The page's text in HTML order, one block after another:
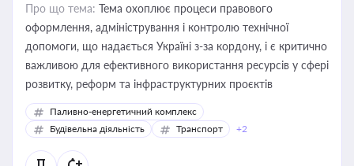
Про що тема: Тема охоплює процеси правового
оформлення, адміністрування і контролю технічної
допомоги, що надається Україні з-за кордону, і є критично
важливою для ефективного використання ресурсів у сфері
розвитку, реформ та інфраструктурних проєктів
Паливно-енергетичний комплекс
Будівельна діяльність
Транспорт +2